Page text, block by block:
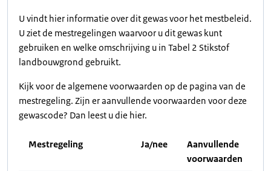
U vindt hier informatie over dit gewas voor het mestbeleid.
U ziet de mestregelingen waarvoor u dit gewas kunt
gebruiken en welke omschrijving u in Tabel 2 Stikstof
landbouwgrond gebruikt.
Kijk voor de algemene voorwaarden op de pagina van de
mestregeling. Zijn er aanvullende voorwaarden voor deze
gewascode? Dan leest u die hier.
Mestregeling Ja/nee
Aanvullende
voorwaarden